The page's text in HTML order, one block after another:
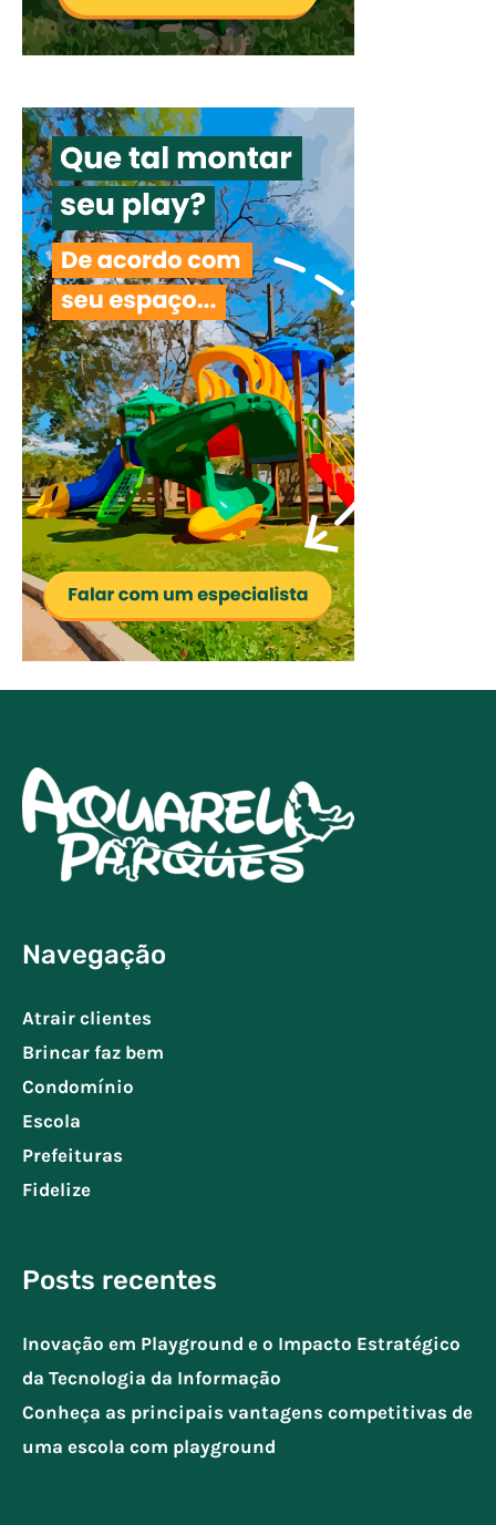
Navegação
Atrair clientes
Brincar faz bem
Condomínio
Escola
Prefeituras
Fidelize
Posts recentes
Inovação em Playground e o Impacto Estratégico
da Tecnologia da Informação
Conheça as principais vantagens competitivas de
uma escola com playground